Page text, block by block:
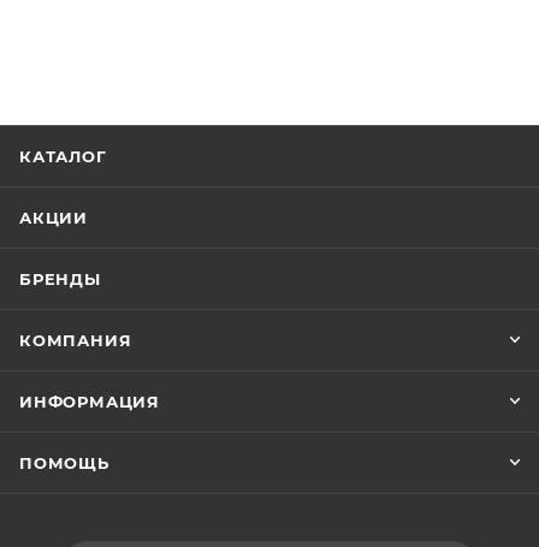
КАТАЛОГ
АКЦИИ
БРЕНДЫ
КОМПАНИЯ
ИНФОРМАЦИЯ
ПОМОЩЬ